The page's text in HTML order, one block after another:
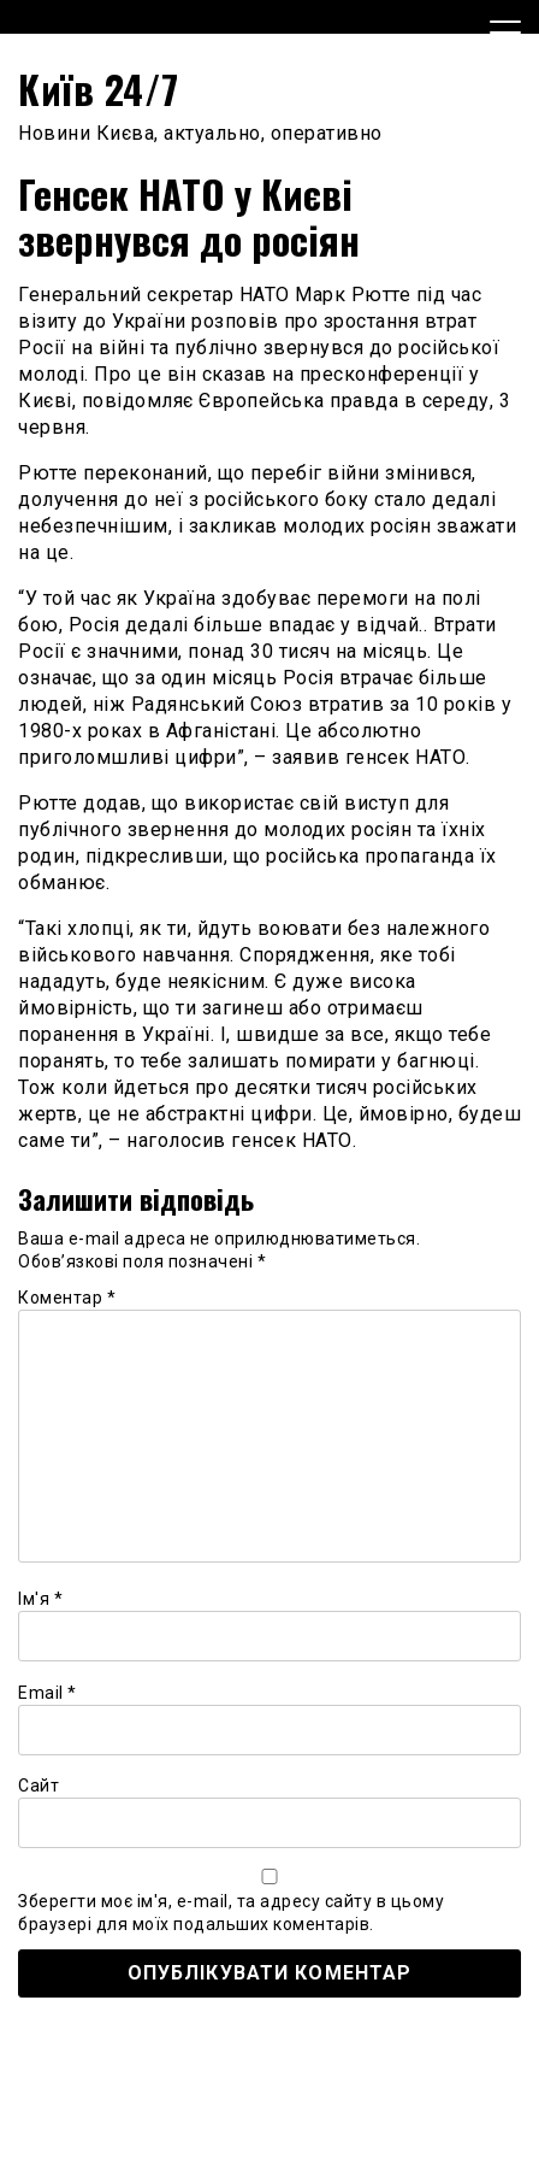
to
Київ 24/7
Новини Києва, актуально, оперативно
Генсек НАТО у Києві
звернувся до росіян
Генеральний секретар НАТО Марк Рютте під час
візиту до України розповів про зростання втрат
Росії на війні та публічно звернувся до російської
молоді. Про це він сказав на пресконференції у
Києві, повідомляє Європейська правда в середу, 3
червня.
Рютте переконаний, що перебіг війни змінився,
долучення до неї з російського боку стало дедалі
небезпечнішим, і закликав молодих росіян зважати
на це.
“У той час як Україна здобуває перемоги на полі
бою, Росія дедалі більше впадає у відчай.. Втрати
Росії є значними, понад 30 тисяч на місяць. Це
означає, що за один місяць Росія втрачає більше
людей, ніж Радянський Союз втратив за 10 років у
1980-х роках в Афганістані. Це абсолютно
приголомшливі цифри”, – заявив генсек НАТО.
Рютте додав, що використає свій виступ для
публічного звернення до молодих росіян та їхніх
родин, підкресливши, що російська пропаганда їх
обманює.
“Такі хлопці, як ти, йдуть воювати без належного
військового навчання. Спорядження, яке тобі
нададуть, буде неякісним. Є дуже висока
ймовірність, що ти загинеш або отримаєш
поранення в Україні. І, швидше за все, якщо тебе
поранять, то тебе залишать помирати у багнюці.
Тож коли йдеться про десятки тисяч російських
жертв, це не абстрактні цифри. Це, ймовірно, будеш
саме ти”, – наголосив генсек НАТО.
Залишити відповідь
Ваша e-mail адреса не оприлюднюватиметься.
Обов’язкові поля позначені *
Коментар *
Ім'я *
Email *
Сайт
Зберегти моє ім'я, e-mail, та адресу сайту в цьому
браузері для моїх подальших коментарів.